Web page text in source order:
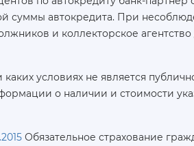
суммы автокредита. При
и коллекторское агентство
условиях не является
о наличии и стоимости
Обязательное страхование